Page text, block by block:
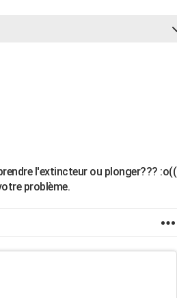
l'extincteur ou plonger??? :o((
problème.